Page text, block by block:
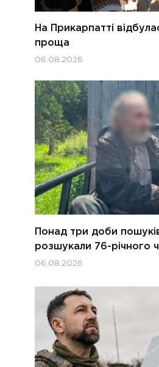
На Прикарпатті
проща
06.08.2026
Понад три доби
розшукали 76-річного
06.08.2026